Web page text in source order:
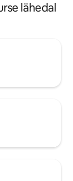
lähedal